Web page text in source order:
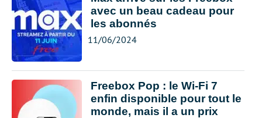
avec un beau cadeau pour
les abonnés
11/06/2024
Freebox Pop : le Wi-Fi 7
enfin disponible pour tout le
monde, mais il a un prix